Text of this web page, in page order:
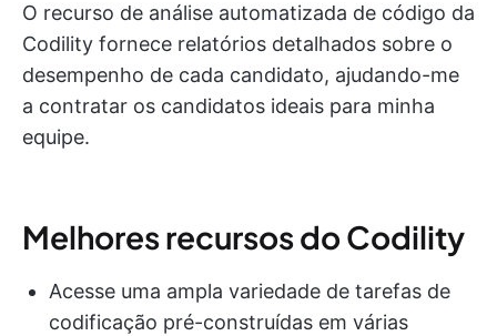
O recurso de análise automatizada de código da
Codility fornece relatórios detalhados sobre o
desempenho de cada candidato, ajudando-me
a contratar os candidatos ideais para minha
equipe.
Melhores recursos do Codility
Acesse uma ampla variedade de tarefas de
codificação pré-construídas em várias